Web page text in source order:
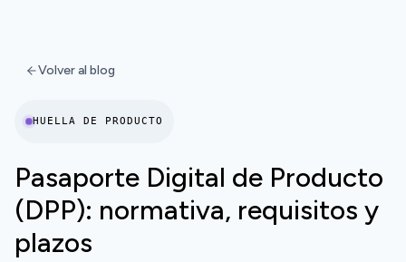
Volver al blog
HUELLA DE PRODUCTO
Pasaporte Digital de Producto
(DPP): normativa, requisitos y
plazos